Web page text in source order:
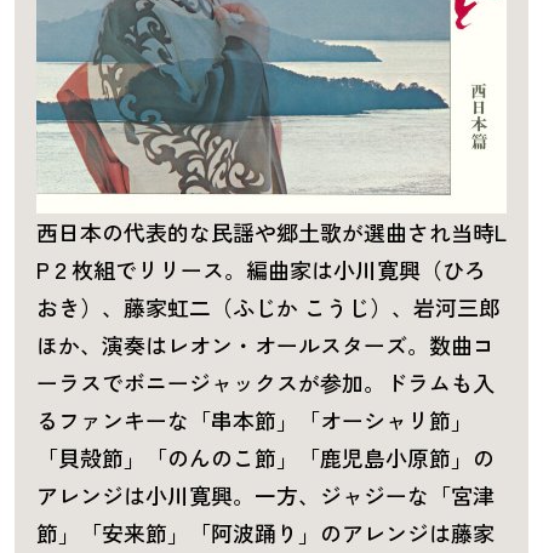
西日本の代表的な民謡や郷土歌が選曲され当時L
P２枚組でリリース。編曲家は小川寛興（ひろ
おき）、藤家虹二（ふじか こうじ）、岩河三郎
ほか、演奏はレオン・オールスターズ。数曲コ
ーラスでボニージャックスが参加。ドラムも入
るファンキーな「串本節」「オーシャリ節」
「貝殻節」「のんのこ節」「鹿児島小原節」の
アレンジは小川寛興。一方、ジャジーな「宮津
節」「安来節」「阿波踊り」のアレンジは藤家